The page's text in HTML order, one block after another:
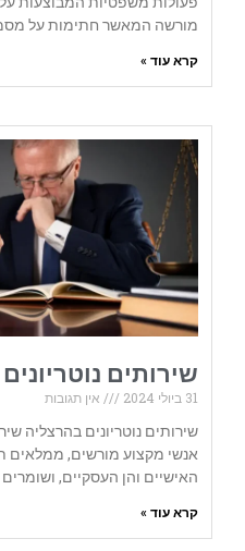
מורשה המאשר חתימות על
קרא עוד »
שירותים
31 ביולי 2024
אין תגובות
שירותים נוטריונים בהרצליה
אנשי מקצוע מורשים, ממלאים
האישיים והן העסקיים,
קרא עוד »